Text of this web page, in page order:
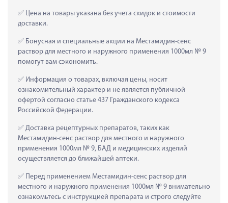
Цена на товары указана без учета скидок и стоимости
доставки.
Бонусная и специальные акции на Местамидин-сенс
раствор для местного и наружного применения 1000мл № 9
помогут вам сэкономить.
Информация о товарах, включая цены, носит
ознакомительный характер и не является публичной
офертой согласно статье 437 Гражданского кодекса
Российской Федерации.
Доставка рецептурных препаратов, таких как
Местамидин-сенс раствор для местного и наружного
применения 1000мл № 9, БАД и медицинских изделий
осуществляется до ближайшей аптеки.
Перед применением Местамидин-сенс раствор для
местного и наружного применения 1000мл № 9 внимательно
ознакомьтесь с инструкцией препарата и строго следуйте